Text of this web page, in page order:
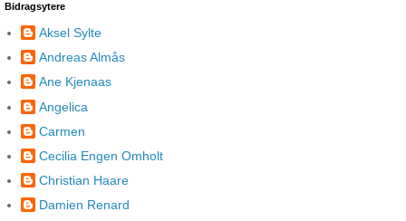
Bidragsytere
Aksel Sylte
Andreas Almås
Ane Kjenaas
Angelica
Carmen
Cecilia Engen Omholt
Christian Haare
Damien Renard